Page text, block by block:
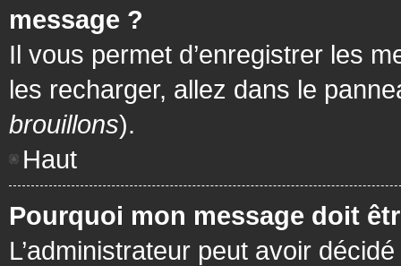
message ?
Il vous permet d’enregistrer les
les recharger, allez dans le
brouillons).
Haut
Pourquoi mon message doit
L’administrateur peut avoir